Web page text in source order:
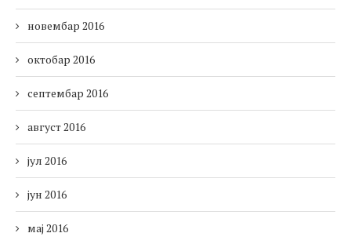
новембар 2016
октобар 2016
септембар 2016
август 2016
јул 2016
јун 2016
мај 2016